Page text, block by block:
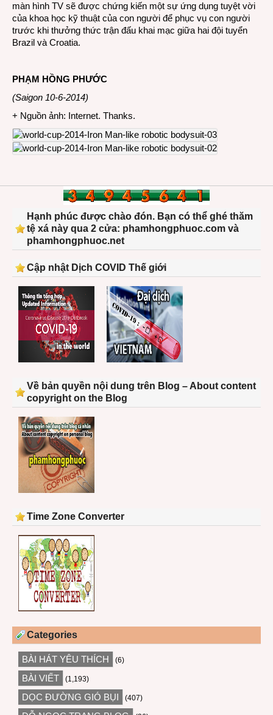
màn hình TV sẽ được chứng kiến một sự ứng dụng tuyệt vời
của khoa học kỹ thuật của con người để phục vụ con người
trước khi thưởng thức trận đấu khai mạc giữa hai đội tuyển
Brazil và Croatia.
PHẠM HỒNG PHƯỚC
(Saigon 10-6-2014)
+ Nguồn ảnh: Internet. Thanks.
Hạnh phúc được chào đón. Bạn có thể ghé thăm
tệ xá này qua 2 cửa: phamhongphuoc.com và
phamhongphuoc.net
Cập nhật Dịch COVID Thế giới
Về bản quyền nội dung trên Blog – About content
copyright on the Blog
Time Zone Converter
Categories
BÀI HÁT YÊU THÍCH (6)
BÀI VIẾT (1,193)
DỌC ĐƯỜNG GIÓ BỤI (407)